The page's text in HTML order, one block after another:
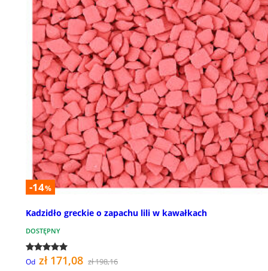
-14%
Kadzidło greckie o zapachu lili w kawałkach
DOSTĘPNY
Od zł 171,08 zł 198,16